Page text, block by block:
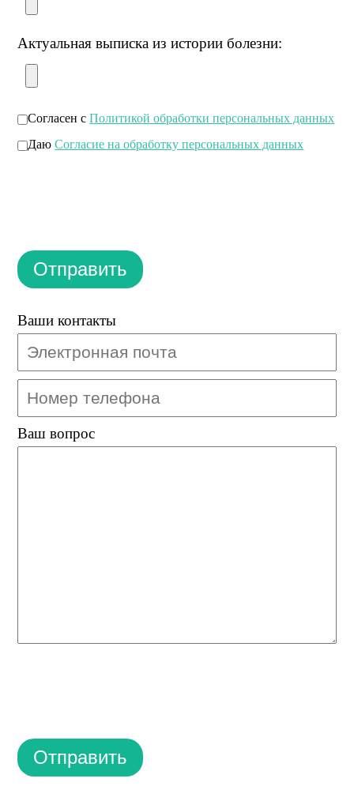
Актуальная выписка из истории болезни:
Согласен сПолитикой обработки персональных данных
ДаюСогласие на обработку персональных данных
Отправить
Ваши контакты
Ваш вопрос
Отправить